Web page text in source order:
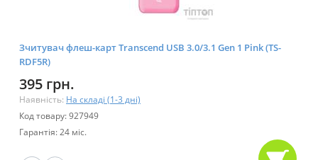
Зчитувач флеш-карт Transcend USB 3.0/3.1 Gen 1 Pink (TS-
RDF5R)
395 грн.
Наявність: На складі (1-3 дні)
Код товару: 927949
Гарантія: 24 міс.